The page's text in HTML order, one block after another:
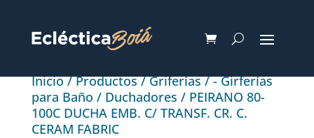
Inicio/Productos/Griferías/- Girferías
para Baño / Duchadores / PEIRANO 80-
100C DUCHA EMB. C/ TRANSF. CR. C.
CERAM FABRIC